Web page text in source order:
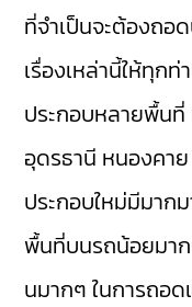
ที่จำเป็นจะต้องถอ
เรื่องเหล่านี้ให้ทุก
ประกอบหลายพื้น
อุดรธานี หนองคา
ประกอบใหม่มีมาก
พื้นที่บนรถน้อยมาก
นมากๆ ในการถอ